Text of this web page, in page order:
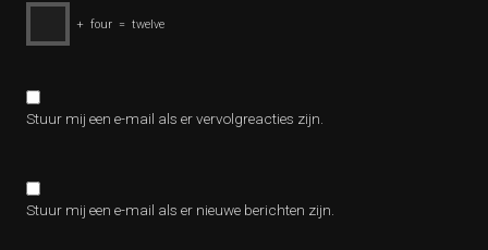
+ four = twelve
Stuur mij een e-mail als er vervolgreacties zijn.
Stuur mij een e-mail als er nieuwe berichten zijn.